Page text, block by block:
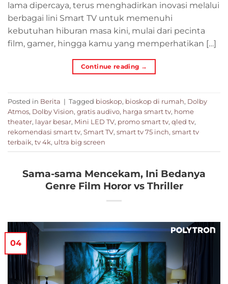
lama dipercaya, terus menghadirkan inovasi melalui
berbagai lini Smart TV untuk memenuhi
kebutuhan hiburan masa kini, mulai dari pecinta
film, gamer, hingga kamu yang memperhatikan […]
Continue reading →
Posted in Berita | Tagged bioskop, bioskop di rumah, Dolby
Atmos, Dolby Vision, gratis audivo, harga smart tv, home
theater, layar besar, Mini LED TV, promo smart tv, qled tv,
rekomendasi smart tv, Smart TV, smart tv 75 inch, smart tv
terbaik, tv 4k, ultra big screen
Sama-sama Mencekam, Ini Bedanya
Genre Film Horor vs Thriller
04